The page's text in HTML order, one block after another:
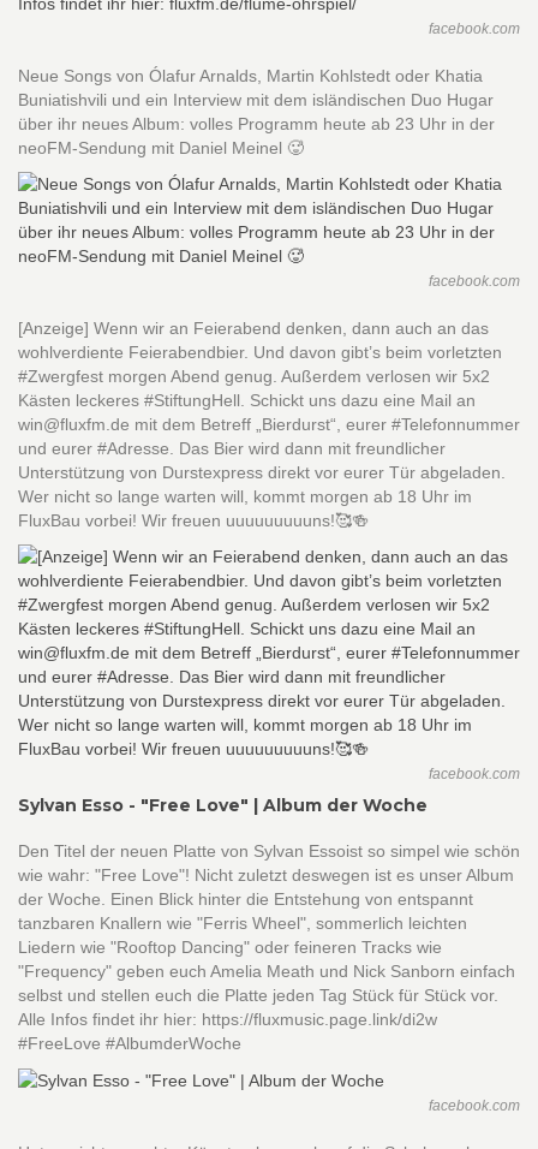
facebook.com
Neue Songs von Ólafur Arnalds, Martin Kohlstedt oder Khatia
Buniatishvili und ein Interview mit dem isländischen Duo Hugar
über ihr neues Album: volles Programm heute ab 23 Uhr in der
neoFM-Sendung mit Daniel Meinel 🥵
facebook.com
[Anzeige] Wenn wir an Feierabend denken, dann auch an das
wohlverdiente Feierabendbier. Und davon gibt’s beim vorletzten
#Zwergfest morgen Abend genug. Außerdem verlosen wir 5x2
Kästen leckeres #StiftungHell. Schickt uns dazu eine Mail an
win@fluxfm.de mit dem Betreff „Bierdurst“, eurer #Telefonnummer
und eurer #Adresse. Das Bier wird dann mit freundlicher
Unterstützung von Durstexpress direkt vor eurer Tür abgeladen.
Wer nicht so lange warten will, kommt morgen ab 18 Uhr im
FluxBau vorbei! Wir freuen uuuuuuuuuns!🥰🍻
facebook.com
Sylvan Esso - "Free Love" | Album der Woche
Den Titel der neuen Platte von Sylvan Essoist so simpel wie schön
wie wahr: "Free Love"! Nicht zuletzt deswegen ist es unser Album
der Woche. Einen Blick hinter die Entstehung von entspannt
tanzbaren Knallern wie "Ferris Wheel", sommerlich leichten
Liedern wie "Rooftop Dancing" oder feineren Tracks wie
"Frequency" geben euch Amelia Meath und Nick Sanborn einfach
selbst und stellen euch die Platte jeden Tag Stück für Stück vor.
Alle Infos findet ihr hier: https://fluxmusic.page.link/di2w
#FreeLove #AlbumderWoche
facebook.com